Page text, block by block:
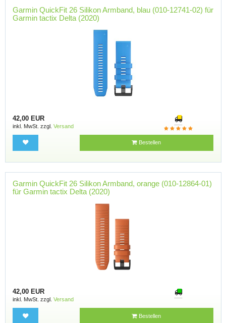
Garmin QuickFit 26 Silikon Armband, blau (010-12741-02) für
Garmin tactix Delta (2020)
42,00 EUR
inkl. MwSt. zzgl. Versand
Bestellen
Garmin QuickFit 26 Silikon Armband, orange (010-12864-01)
für Garmin tactix Delta (2020)
42,00 EUR
inkl. MwSt. zzgl. Versand
Bestellen